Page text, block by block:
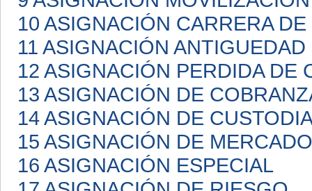
10 ASIGNACIÓN CARRERA
11 ASIGNACIÓN
12 ASIGNACIÓN PERDIDA DE
13 ASIGNACIÓN DE
14 ASIGNACIÓN DE
15 ASIGNACIÓN DE MERCADO
16 ASIGNACIÓN ESPECIAL